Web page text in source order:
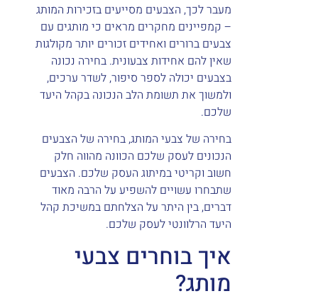
מעבר לכך, הצבעים מסייעים בזכירות המותג
– קמפיינים מחקרים מראים כי מותגים עם
צבעים ברורים ואחידים זכורים יותר מקולגות
שאין להם אחידות צבעונית. בחירה נכונה
בצבעים יכולה לספר סיפור, לשדר ערכים,
ולמשוך את תשומת הלב הנכונה בקהל היעד
שלכם.
בחירה של צבעי המותג, בחירה של הצבעים
הנכונים לעסק שלכם הכוונה מהווה חלק
חשוב וקריטי במיתוג העסק שלכם. הצבעים
שתבחרו עשויים להשפיע על הרבה מאוד
דברים, בין היתר על הצלחתם במשיכת קהל
היעד הרלוונטי לעסק שלכם.
איך בוחרים צבעי
מותג?